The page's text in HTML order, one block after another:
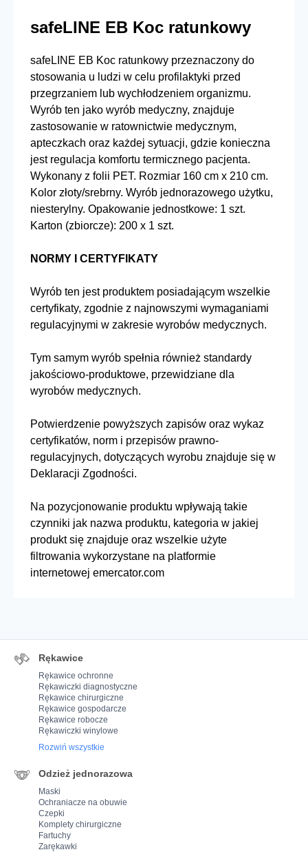
safeLINE EB Koc ratunkowy
safeLINE EB Koc ratunkowy przeznaczony do
stosowania u ludzi w celu profilaktyki przed
przegrzaniem lub wychłodzeniem organizmu.
Wyrób ten jako wyrób medyczny, znajduje
zastosowanie w ratownictwie medycznym,
apteczkach oraz każdej sytuacji, gdzie konieczna
jest regulacja komfortu termicznego pacjenta.
Wykonany z folii PET. Rozmiar 160 cm x 210 cm.
Kolor złoty/srebrny. Wyrób jednorazowego użytku,
niesterylny. Opakowanie jednostkowe: 1 szt.
Karton (zbiorcze): 200 x 1 szt.
NORMY I CERTYFIKATY
Wyrób ten jest produktem posiadającym wszelkie
certyfikaty, zgodnie z najnowszymi wymaganiami
regulacyjnymi w zakresie wyrobów medycznych.
Tym samym wyrób spełnia również standardy
jakościowo-produktowe, przewidziane dla
wyrobów medycznych.
Potwierdzenie powyższych zapisów oraz wykaz
certyfikatów, norm i przepisów prawno-
regulacyjnych, dotyczących wyrobu znajduje się w
Deklaracji Zgodności.
Na pozycjonowanie produktu wpływają takie
czynniki jak nazwa produktu, kategoria w jakiej
produkt się znajduje oraz wszelkie użyte
filtrowania wykorzystane na platformie
internetowej emercator.com
Rękawice
Rękawice ochronne
Rękawiczki diagnostyczne
Rękawice chirurgiczne
Rękawice gospodarcze
Rękawice robocze
Rękawiczki winylowe
Rozwiń wszystkie
Odzież jednorazowa
Maski
Ochraniacze na obuwie
Czepki
Komplety chirurgiczne
Fartuchy
Zarękawki